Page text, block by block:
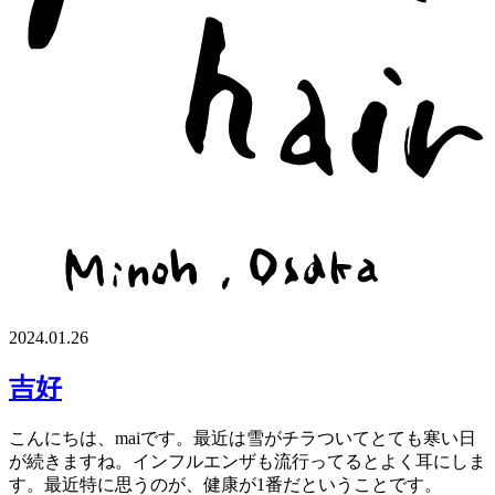
2024.01.26
吉好
こんにちは、maiです。最近は雪がチラついてとても寒い日
が続きますね。インフルエンザも流行ってるとよく耳にしま
す。最近特に思うのが、健康が1番だということです。